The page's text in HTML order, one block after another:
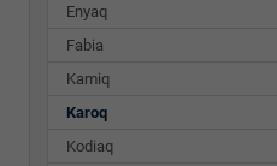
Enyaq
Fabia
Kamiq
Karoq
Kodiaq